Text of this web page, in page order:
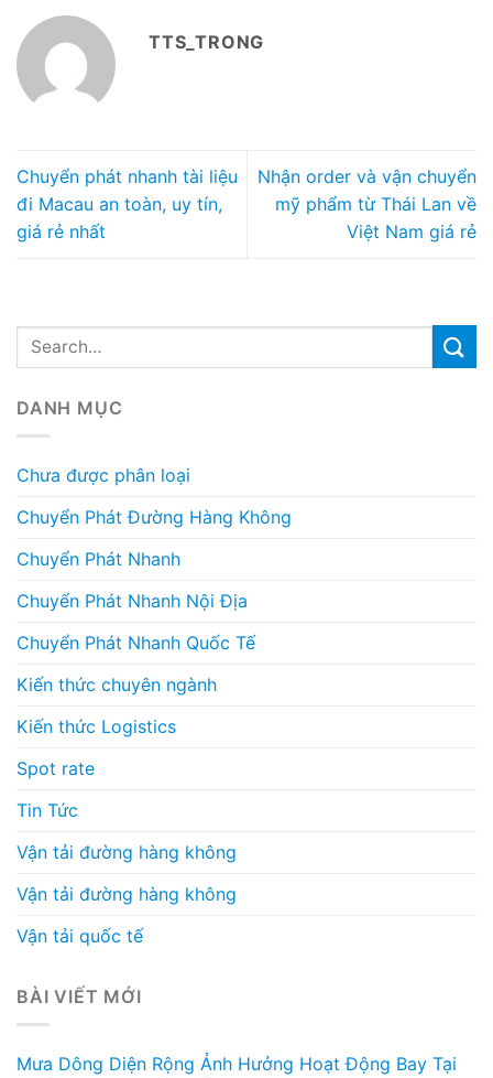
TTS_TRONG
Chuyển phát nhanh tài liệu
đi Macau an toàn, uy tín,
giá rẻ nhất
Nhận order và vận chuyển
mỹ phẩm từ Thái Lan về
Việt Nam giá rẻ
DANH MỤC
Chưa được phân loại
Chuyển Phát Đường Hàng Không
Chuyển Phát Nhanh
Chuyển Phát Nhanh Nội Địa
Chuyển Phát Nhanh Quốc Tế
Kiến thức chuyên ngành
Kiến thức Logistics
Spot rate
Tin Tức
Vận tải đường hàng không
Vận tải đường hàng không
Vận tải quốc tế
BÀI VIẾT MỚI
Mưa Dông Diện Rộng Ảnh Hưởng Hoạt Động Bay Tại